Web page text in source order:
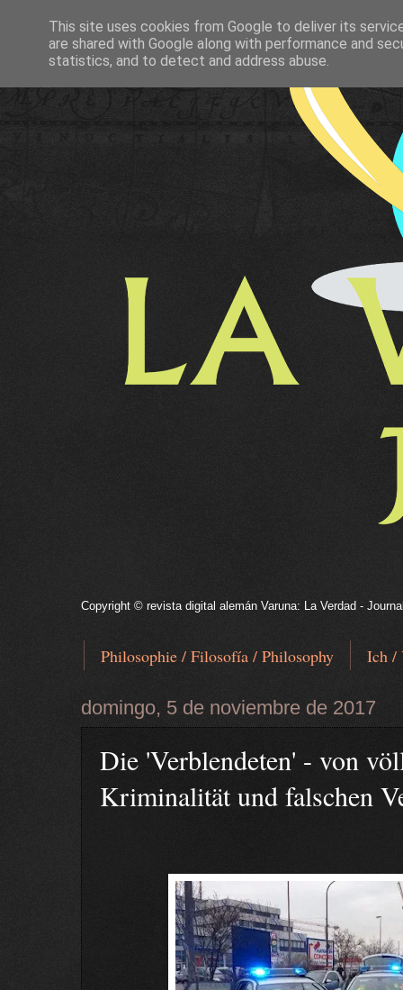
Copyright © revista digital alemán Varuna: La Verdad -
Philosophie / Filosofía / Philosophy Ich /
domingo, 5 de noviembre de 2017
Die 'Verblendeten' - von
Kriminalität und falschen
This site uses cookies from Google to deliver its
are shared with Google along with performance and
statistics, and to detect and address abuse.